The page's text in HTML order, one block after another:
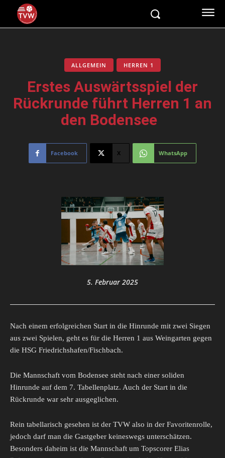
ALLGEMEIN HERREN 1
Erstes Auswärtsspiel der
Rückrunde führt Herren 1 an
den Bodensee
Facebook X WhatsApp
5. Februar 2025
Nach einem erfolgreichen Start in die Hinrunde mit zwei Siegen
aus zwei Spielen, geht es für die Herren 1 aus Weingarten gegen
die HSG Friedrichshafen/Fischbach.
Die Mannschaft vom Bodensee steht nach einer soliden
Hinrunde auf dem 7. Tabellenplatz. Auch der Start in die
Rückrunde war sehr ausgeglichen.
Rein tabellarisch gesehen ist der TVW also in der Favoritenrolle,
jedoch darf man die Gastgeber keineswegs unterschätzen.
Besonders daheim ist die Mannschaft um Topscorer Elias